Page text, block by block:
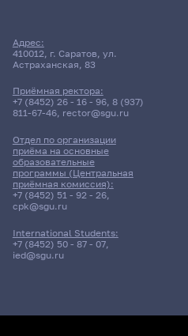
Адрес:
410012, г. Саратов, ул.
Астраханская, 83
Приёмная ректора:
+7 (8452) 26 - 16 - 96, 8 (937)
811-67-46, rector@sgu.ru
Отдел по организации
приёма на основные
образовательные
программы (Центральная
приёмная комиссия):
+7 (8452) 51 - 92 - 26,
cpk@sgu.ru
International Students:
+7 (8452) 50 - 87 - 07,
ied@sgu.ru